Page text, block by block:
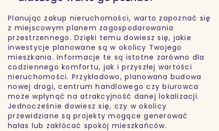
Planując zakup nieruchomości, warto zapoznać się
z miejscowym planem zagospodarowania
przestrzennego. Dzięki temu dowiesz się, jakie
inwestycje planowane są w okolicy Twojego
mieszkania. Informacje te są istotne zarówno dla
codziennego komfortu, jak i przyszłej wartości
nieruchomości. Przykładowo, planowana budowa
nowej drogi, centrum handlowego czy biurowca
może wpłynąć na atrakcyjność danej lokalizacji.
Jednocześnie dowiesz się, czy w okolicy
przewidziane są projekty mogące generować
hałas lub zakłócać spokój mieszkańców.